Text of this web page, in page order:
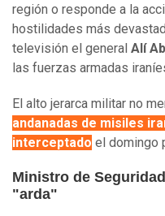
región o responde a la
hostilidades más
televisión el general Alí
las fuerzas armadas
El alto jerarca militar no
andanadas de misiles
interceptado el domingo
Ministro de
"arda"